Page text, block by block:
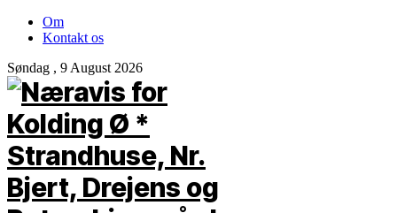
Om
Kontakt os
Søndag , 9 August 2026